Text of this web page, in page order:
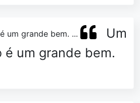
Um
é um grande bem.